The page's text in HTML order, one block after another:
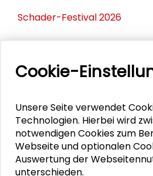
Schader-Festival 2026
25. Runder Tisch
Gösta Gantner
Cookie-
Unsere Seite verwendet
Technologien. Hierbei wird
notwendigen Cookies zum
Webseite und optionalen
Auswertung der
unterschieden.